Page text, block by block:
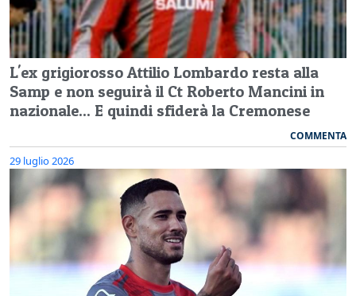
L'ex grigiorosso Attilio Lombardo resta alla
Samp e non seguirà il Ct Roberto Mancini in
nazionale... E quindi sfiderà la Cremonese
COMMENTA
29 luglio 2026